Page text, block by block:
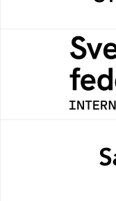
Grunden
Sambi
digitala